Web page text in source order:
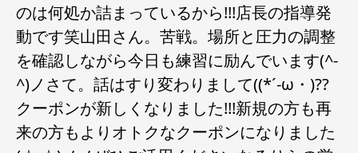
のは何処か詰まっているから!!!店長の指導発
動です笑山田さん。苦戦。場所と圧力の調整
を確認しながら今日も練習に励んでいます(^-
^)ノさて。話はすり変わりまして((*´-ω・)??
クーポンが新しくなりました!!!新規の方も再
来の方もよりオトクなクーポンになりました